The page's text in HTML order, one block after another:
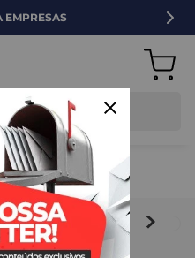
EMPRESAS
cpvc